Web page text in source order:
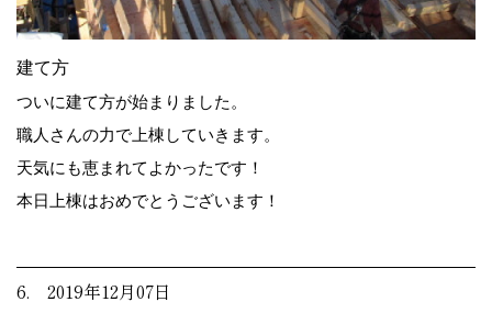
建て方
ついに建て方が始まりました。
職人さんの力で上棟していきます。
天気にも恵まれてよかったです！
本日上棟はおめでとうございます！
6. 2019年12月07日